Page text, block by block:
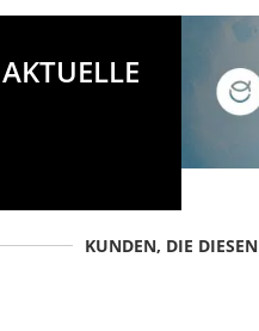
KUNDEN, DIE